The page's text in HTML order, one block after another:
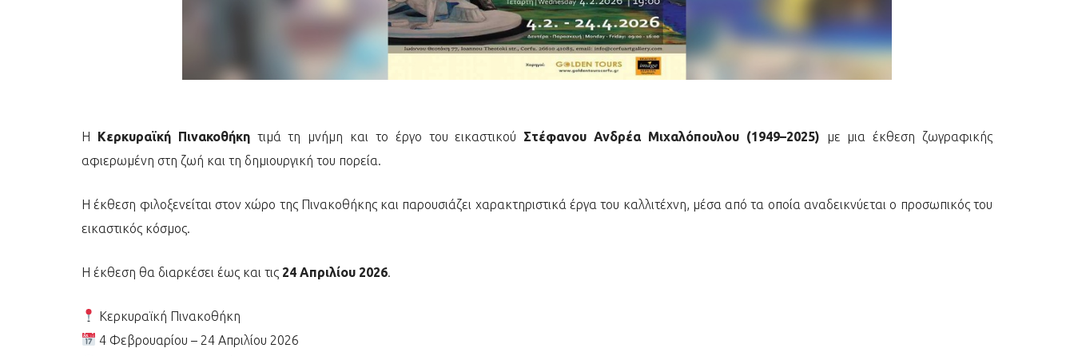
Η Κερκυραϊκή Πινακοθήκητιμά τη μνήμη και το έργο του εικαστικού Στέφανου Ανδρέα Μιχαλόπουλου (1949–2025) με μια έκθεση ζωγραφικής
αφιερωμένη στη ζωή και τη δημιουργική του πορεία.
Η έκθεση φιλοξενείται στον χώρο της Πινακοθήκης και παρουσιάζει χαρακτηριστικά έργα του καλλιτέχνη, μέσα από τα οποία αναδεικνύεται ο προσωπικός του
εικαστικός κόσμος.
Η έκθεση θα διαρκέσει έως και τις 24 Απριλίου 2026.
Κερκυραϊκή Πινακοθήκη
4 Φεβρουαρίου – 24 Απριλίου 2026